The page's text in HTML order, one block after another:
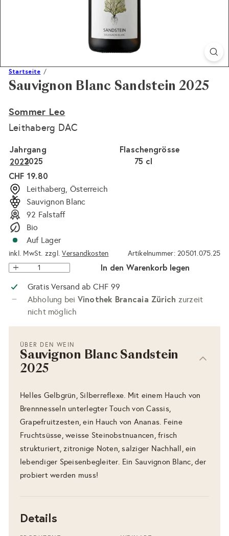
Startseite
Sauvignon Blanc Sandstein 2025
Sommer Leo
Leithaberg DAC
Flaschengrösse
75 cl
Jahrgang
2025
2023
Normaler
Preis
CHF 19.80
Leithaberg, Österreich
Sauvignon Blanc
92 Falstaff
Bio
Auf Lager
inkl. MwSt. zzgl.Versandkosten Artikelnummer: 20501.075.25
In den Warenkorb legen
Gratis Versand ab CHF 99
Abholung bei Vinothek Brancaia Zürich zurzeit
nicht möglich
ÜBER DEN WEIN
Sauvignon Blanc Sandstein
2025
Helles Gelbgrün, Silberreflexe. Mit einem Hauch von
Brennnesseln unterlegter Touch von Cassis,
Grapefruitzesten, ein Hauch von Ananas. Feine
Fruchtsüsse, weisse Steinobstnuancen, frisch
strukturiert, zitronige Noten, salziger Nachhall, ein
lebendiger Speisenbegleiter. Ein Sauvignon Blanc, der
probiert werden muss!
Details